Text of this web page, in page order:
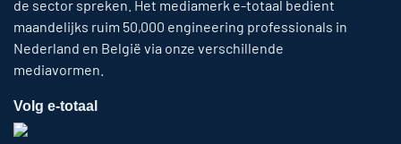
de sector spreken. Het mediamerk e-totaal bedient
maandelijks ruim 50,000 engineering professionals in
Nederland en België via onze verschillende
mediavormen.
Volg e-totaal